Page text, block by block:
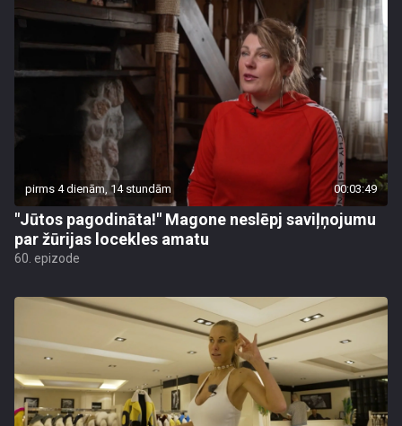
pirms 4 dienām, 14 stundām 00:03:49
"Jūtos pagodināta!" Magone neslēpj saviļņojumu
par žūrijas locekles amatu
60. epizode